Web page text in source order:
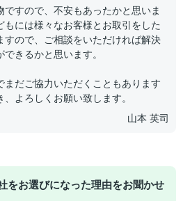
ですので、不安もあったかと思いま
もには様々なお客様とお取引をした
すので、ご相談をいただければ解決
きるかと思います。
まだご協力いただくこともあります
、よろしくお願い致します。
山本 英司
をお選びになった理由をお聞かせ